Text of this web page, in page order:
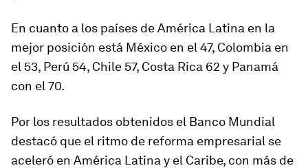
En cuanto a los países de América Latina en la
mejor posición está México en el 47, Colombia en
el 53, Perú 54, Chile 57, Costa Rica 62 y Panamá
con el 70.
Por los resultados obtenidos el Banco Mundial
destacó que el ritmo de reforma empresarial se
aceleró en América Latina y el Caribe, con más de